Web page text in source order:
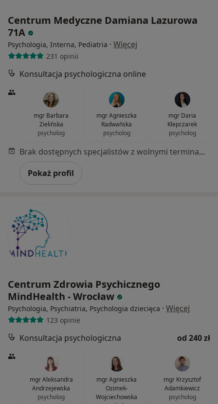
Centrum Medyczne Damiana Lazurowa
71A
Psychologia, Interna, Pediatria · Więcej
231 opinii
Konsultacja psychologiczna online
mgr Barbara
Zielińska
psycholog
mgr Agnieszka
Radwańska
psycholog
mgr Daria
Klepczarek
psycholog
Brak dostępnych specjalistów z wolnymi terminami w tym centrum medycznym.
Pokaż profil
Centrum Zdrowia Psychicznego
MindHealth - Wrocław
Psychologia, Psychiatria, Psychologia dziecięca · Więcej
123 opinie
Konsultacja psychologiczna od 240 zł
mgr Aleksandra
Andrzejewska
psycholog
mgr Agnieszka
Ozimek-
Wojciechowska
mgr Krzysztof
Adamkiewicz
psycholog